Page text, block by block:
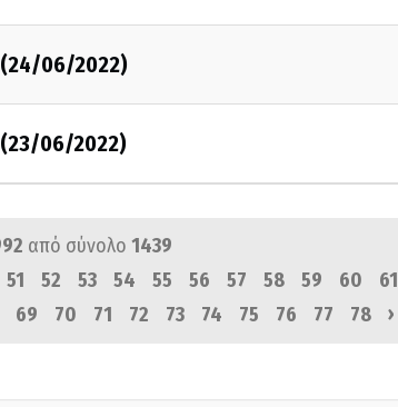
06/2022)
06/2022)
από σύνολο 1439
51 52 53 54 55 56 57 58 59 60 61
69 70 71 72 73 74 75 76 77 78 ›